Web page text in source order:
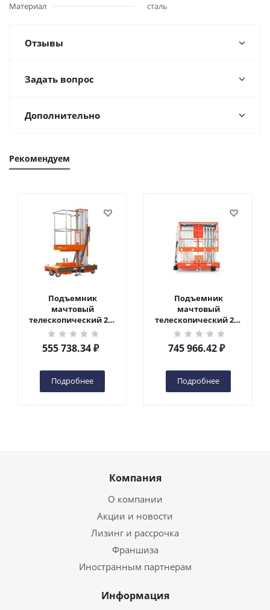
Материал
сталь
Отзывы
Задать вопрос
Дополнительно
Рекомендуем
Подъемник
мачтовый
телескопический 200
кг 6 м TOR GTWY6-200S
DC 2-мачтовый
(автономный) (G) в
555 738.34₽
Подробнее
Подъемник
мачтовый
телескопический 200
кг 10 м TOR GTWY10-
200S DC 2-мачтовый
(автономный) (N) в
745 966.42₽
Подробнее
Компания
О компании
Акции и новости
Лизинг и рассрочка
Франшиза
Иностранным партнерам
Информация